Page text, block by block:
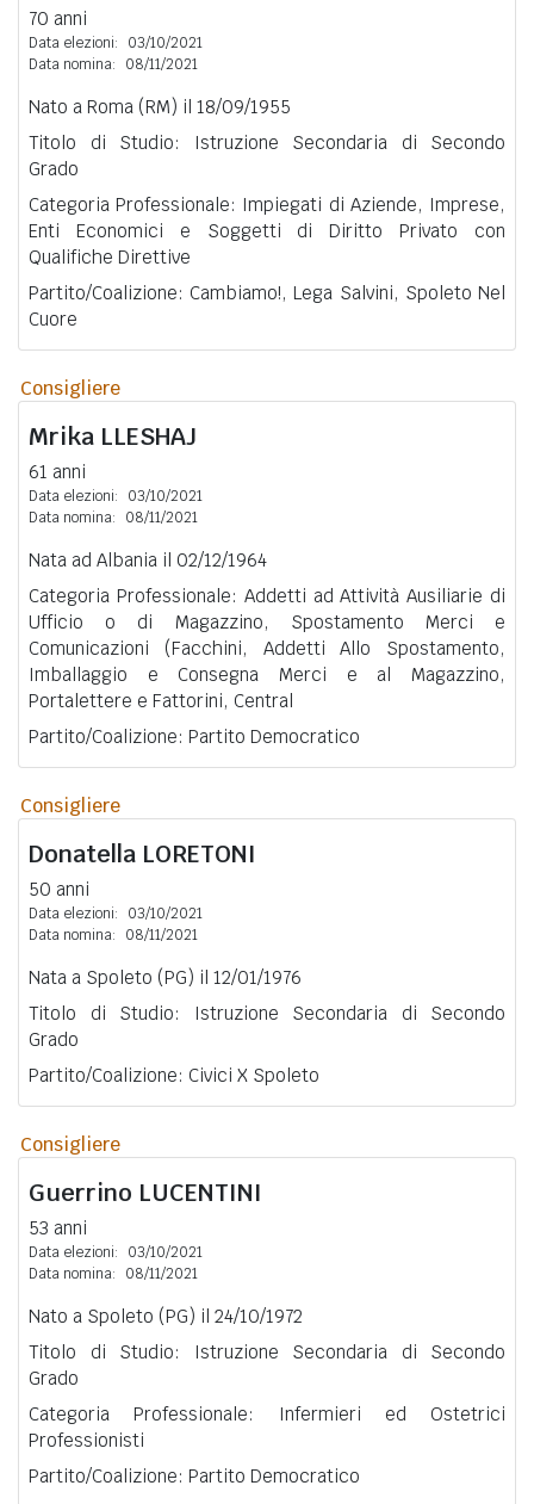
70 anni
Data elezioni:
03/10/2021
Data nomina:
08/11/2021
Nato a Roma (RM) il 18/09/1955
Titolo di Studio: Istruzione Secondaria di Secondo
Grado
Categoria Professionale: Impiegati di Aziende, Imprese,
Enti Economici e Soggetti di Diritto Privato con
Qualifiche Direttive
Partito/Coalizione: Cambiamo!, Lega Salvini, Spoleto Nel
Cuore
Consigliere
Mrika LLESHAJ
61 anni
Data elezioni:
03/10/2021
Data nomina:
08/11/2021
Nata ad Albania il 02/12/1964
Categoria Professionale: Addetti ad Attività Ausiliarie di
Ufficio o di Magazzino, Spostamento Merci e
Comunicazioni (Facchini, Addetti Allo Spostamento,
Imballaggio e Consegna Merci e al Magazzino,
Portalettere e Fattorini, Central
Partito/Coalizione: Partito Democratico
Consigliere
Donatella LORETONI
50 anni
Data elezioni:
03/10/2021
Data nomina:
08/11/2021
Nata a Spoleto (PG) il 12/01/1976
Titolo di Studio: Istruzione Secondaria di Secondo
Grado
Partito/Coalizione: Civici X Spoleto
Consigliere
Guerrino LUCENTINI
53 anni
Data elezioni:
03/10/2021
Data nomina:
08/11/2021
Nato a Spoleto (PG) il 24/10/1972
Titolo di Studio: Istruzione Secondaria di Secondo
Grado
Categoria Professionale: Infermieri ed Ostetrici
Professionisti
Partito/Coalizione: Partito Democratico